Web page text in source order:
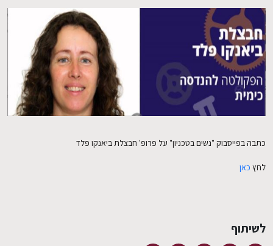
חדשות ואירועים
קשרי תעשייה
צרו קשר
כתבה בפייסבוק "נשים בטכניון" על פרופ' חבצלת ביאנקו פלד
לחץ כאן
לשיתוף